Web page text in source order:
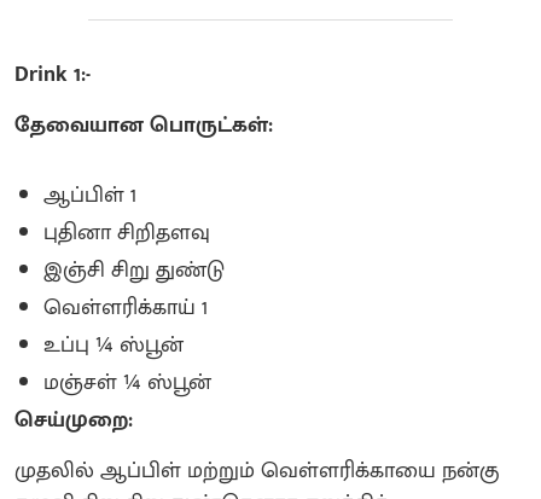
Drink 1:-
தேவையான பொருட்கள்:
ஆப்பிள் 1
புதினா சிறிதளவு
இஞ்சி சிறு துண்டு
வெள்ளரிக்காய் 1
உப்பு ¼ ஸ்பூன்
மஞ்சள் ¼ ஸ்பூன்
செய்முறை:
முதலில் ஆப்பிள் மற்றும் வெள்ளரிக்காயை நன்கு